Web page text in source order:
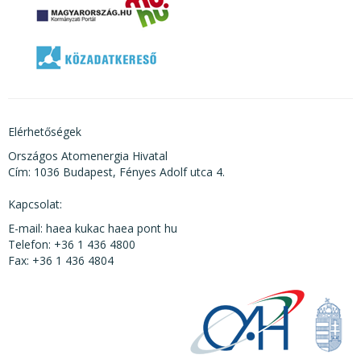
Elérhetőségek
Országos Atomenergia Hivatal
Cím: 1036 Budapest, Fényes Adolf utca 4.
Kapcsolat:
E-mail: haea kukac haea pont hu
Telefon: +36 1 436 4800
Fax: +36 1 436 4804